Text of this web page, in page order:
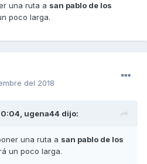
una ruta a san pablo de los
poco larga.
del 2018
ugena44 dijo:
una ruta a san pablo de los
un poco larga.